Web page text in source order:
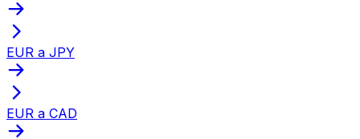
EUR a JPY
EUR a CAD